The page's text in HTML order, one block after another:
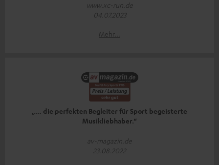
www.xc-run.de
04.07.2023
Mehr...
„… die perfekten Begleiter für Sport begeisterte
Musikliebhaber.“
av-magazin.de
23.08.2022